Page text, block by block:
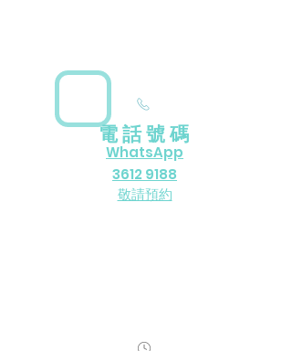
電 話 號 碼
WhatsApp
3612 9188
​敬請預約